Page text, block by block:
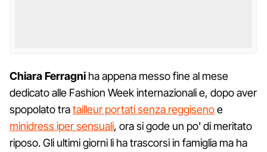
Chiara Ferragni ha appena messo fine al mese
dedicato alle Fashion Week internazionali e, dopo aver
spopolato tratailleur portati senza reggisenoe
minidress iper sensuali, ora si gode un po' di meritato
riposo. Gli ultimi giorni li ha trascorsi in famiglia ma ha